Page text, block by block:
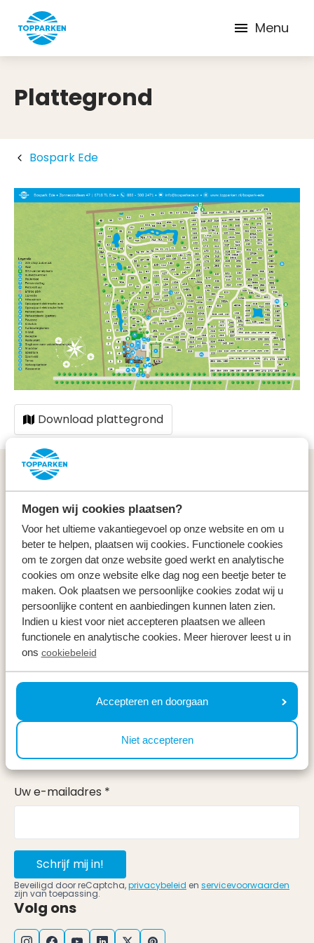
Mogen wij cookies plaatsen?
Voor het ultieme vakantiegevoel op onze website en om u
beter te helpen, plaatsen wij cookies. Functionele cookies
om te zorgen dat onze website goed werkt en analytische
cookies om onze website elke dag nog een beetje beter te
maken. Ook plaatsen we persoonlijke cookies zodat wij u
persoonlijke content en aanbiedingen kunnen laten zien.
Indien u kiest voor niet accepteren plaatsen we alleen
functionele en analytische cookies. Meer hierover leest u in
ons cookiebeleid
Accepteren en doorgaan
Niet accepteren
Menu
Plattegrond
Bospark Ede
Download plattegrond
Algemeen
Service & contact
Types
Specials
Vakantieperiodes
Op vakantie
Meld u aan voor onze nieuwsbrief
Ontvang, net als 100.000 anderen, inspiratie over de
mooiste omgevingen, fijnste weekenden weg en de
beste prijzen ⤵
Uw e-mailadres *
Schrijf mij in!
Beveiligd door reCaptcha,privacybeleid en servicevoorwaarden
zijn van toepassing.
Volg ons